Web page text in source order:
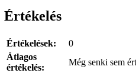
Értékelés
Értékelések:
0
Átlagos
értékelés:
Még senki sem